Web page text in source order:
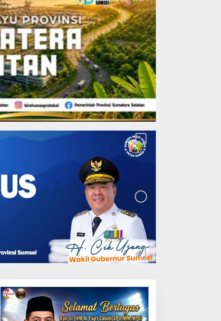
Serangan, Hutama Karya
Uji Coba Contraflow di KM
55 Tol Binjai–Langsa